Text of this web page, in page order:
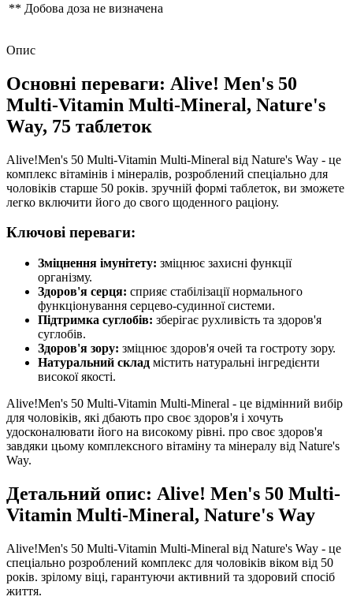
** Добова доза не визначена
Опис
Основні переваги: Alive! Men's 50
Multi-Vitamin Multi-Mineral, Nature's
Way, 75 таблеток
Alive!Men's 50 Multi-Vitamin Multi-Mineral від Nature's Way - це
комплекс вітамінів і мінералів, розроблений спеціально для
чоловіків старше 50 років. зручній формі таблеток, ви зможете
легко включити його до свого щоденного раціону.
Ключові переваги:
Зміцнення імунітету: зміцнює захисні функції
організму.
Здоров'я серця: сприяє стабілізації нормального
функціонування серцево-судинної системи.
Підтримка суглобів: зберігає рухливість та здоров'я
суглобів.
Здоров'я зору: зміцнює здоров'я очей та гостроту зору.
Натуральний склад містить натуральні інгредієнти
високої якості.
Alive!Men's 50 Multi-Vitamin Multi-Mineral - це відмінний вибір
для чоловіків, які дбають про своє здоров'я і хочуть
удосконалювати його на високому рівні. про своє здоров'я
завдяки цьому комплексного вітаміну та мінералу від Nature's
Way.
Детальний опис: Alive! Men's 50 Multi-
Vitamin Multi-Mineral, Nature's Way
Alive!Men's 50 Multi-Vitamin Multi-Mineral від Nature's Way - це
спеціально розроблений комплекс для чоловіків віком від 50
років. зрілому віці, гарантуючи активний та здоровий спосіб
життя.